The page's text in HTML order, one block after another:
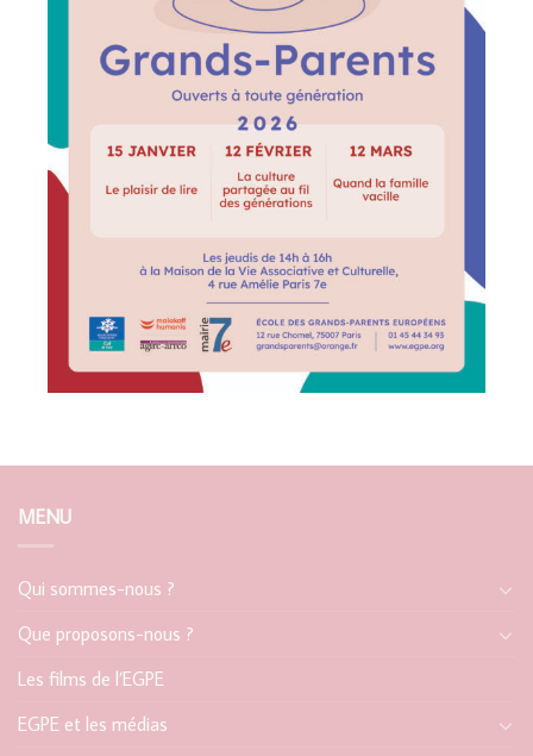
MENU
Qui sommes-nous ?
Que proposons-nous ?
Les films de l’EGPE
EGPE et les médias